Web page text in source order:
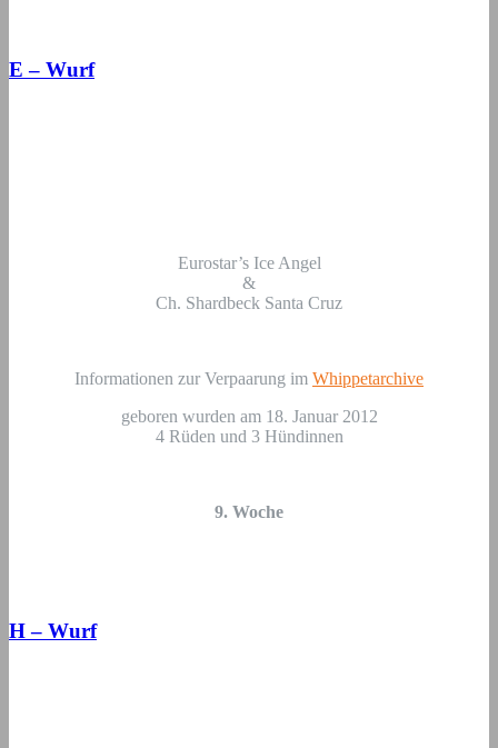
E – Wurf
Eurostar’s Ice Angel
&
Ch. Shardbeck Santa Cruz
Informationen zur Verpaarung im Whippetarchive
geboren wurden am 18. Januar 2012
4 Rüden und 3 Hündinnen
9. Woche
H – Wurf